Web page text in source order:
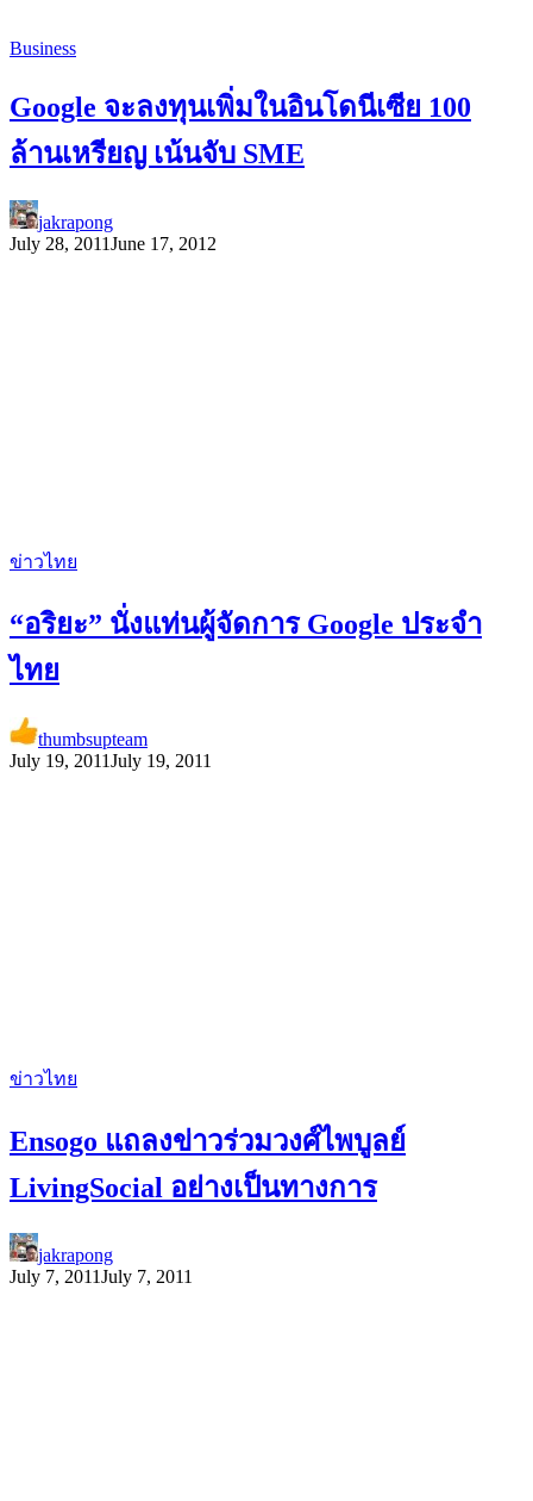
Business
Google จะลงทุนเพิ่มในอินโดนีเซีย 100
ล้านเหรียญ เน้นจับ SME
jakrapong
July 28, 2011June 17, 2012
ข่าวไทย
“อริยะ” นั่งแท่นผู้จัดการ Google ประจำ
ไทย
thumbsupteam
July 19, 2011July 19, 2011
ข่าวไทย
Ensogo แถลงข่าวร่วมวงศ์ไพบูลย์
LivingSocial อย่างเป็นทางการ
jakrapong
July 7, 2011July 7, 2011